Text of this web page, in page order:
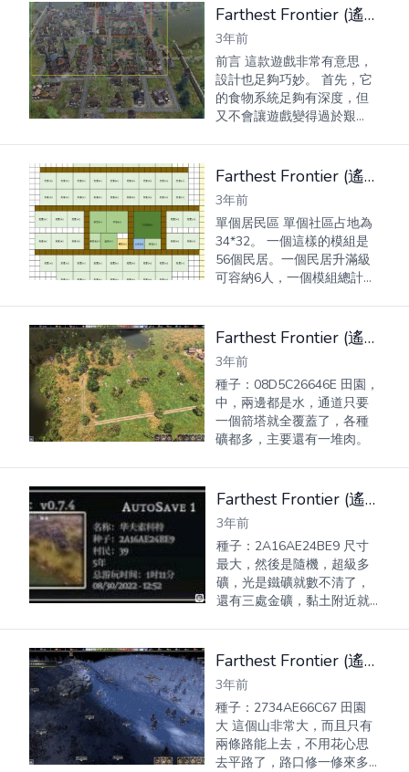
工業支撐1000人口都綽綽有
餘日常爆倉，都懶得補倉
庫。
Farthest Frontier (遙遠邊境) 選址、食物與貿易玩法詳細教學
3年前
前言 這款遊戲非常有意思，
設計也足夠巧妙。 首先，它
的食物系統足夠有深度，但
又不會讓遊戲變得過於艱
潰的同時，確保人口不會過
分膨脹（從而導致遊戲卡
頓）。 最...
Farthest Frontier (遙遠邊境) 居民區佈局分享
3年前
單個居民區 單個社區占地為
34*32。 一個這樣的模組是
56個民居。一個民居升滿級
可容納6人，一個模組總計容
點 只有一個市場可以節省出
少量人力和占地用於其它工
作...
Farthest Frontier (遙遠邊境) 中型多礦地圖種子分享
3年前
種子：08D5C26646E 田園，
中，兩邊都是水，通道只要
一個箭塔就全覆蓋了，各種
礦都多，主要還有一堆肉。
Farthest Frontier (遙遠邊境) 超高礦產資源地圖種子推薦
3年前
種子：2A16AE24BE9 尺寸
最大，然後是隨機，超級多
礦，光是鐵礦就數不清了，
還有三處金礦，黏土附近就
柳條。
Farthest Frontier (遙遠邊境) 高山地圖種子推薦
3年前
種子：2734AE66C67 田園
大 這個山非常大，而且只有
兩條路能上去，不用花心思
去平路了，路口修一修來多